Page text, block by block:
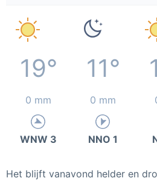
19° 11°
0 mm 0 mm
WNW 3 NNO 1
Het blijft vanavond helder en